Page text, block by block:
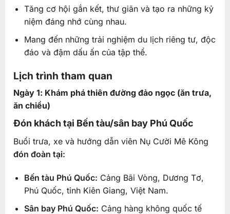
Tăng cơ hội gắn kết, thư giãn và tạo ra những kỷ
niệm đáng nhớ cùng nhau.
Mang đến những trải nghiệm du lịch riêng tư, độc
đáo và đậm dấu ấn của tập thể.
Lịch trình tham quan
Ngày 1: Khám phá thiên đường đảo ngọc (ăn trưa,
ăn chiều)
Đón khách tại Bến tàu/sân bay Phú Quốc
Buổi trưa, xe và hướng dẫn viên Nụ Cười Mê Kông
đón đoàn tại:
Bến tàu Phú Quốc: Cảng Bãi Vòng, Dương Tơ,
Phú Quốc, tỉnh Kiên Giang, Việt Nam.
Sân bay Phú Quốc: Cảng hàng không quốc tế